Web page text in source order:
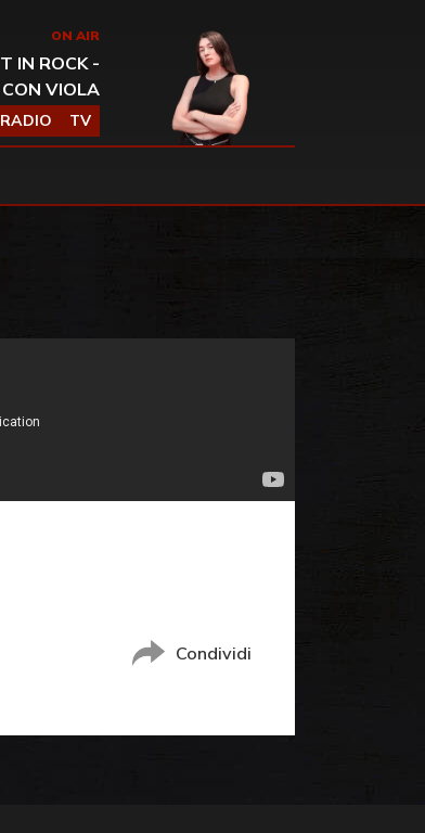
ON AIR
IN ROCK -
CON VIOLA
RADIO TV
Condividi